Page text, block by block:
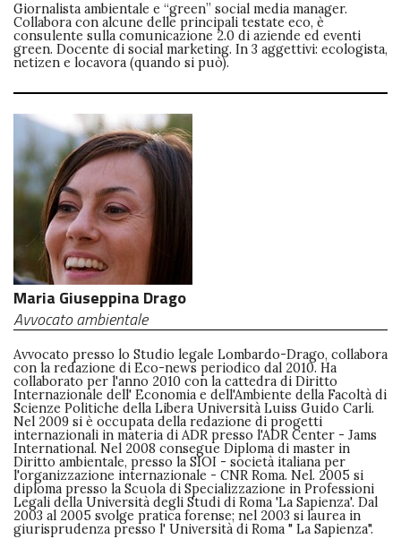
Giornalista ambientale e “green” social media manager.
Collabora con alcune delle principali testate eco, è
consulente sulla comunicazione 2.0 di aziende ed eventi
green. Docente di social marketing. In 3 aggettivi: ecologista,
netizen e locavora (quando si può).
Maria Giuseppina Drago
Avvocato ambientale
Avvocato presso lo Studio legale Lombardo-Drago, collabora
con la redazione di Eco-news periodico dal 2010. Ha
collaborato per l'anno 2010 con la cattedra di Diritto
Internazionale dell' Economia e dell'Ambiente della Facoltà di
Scienze Politiche della Libera Università Luiss Guido Carli.
Nel 2009 si è occupata della redazione di progetti
internazionali in materia di ADR presso l'ADR Center - Jams
International. Nel 2008 consegue Diploma di master in
Diritto ambientale, presso la SIOI - società italiana per
l'organizzazione internazionale - CNR Roma. Nel. 2005 si
diploma presso la Scuola di Specializzazione in Professioni
Legali della Università degli Studi di Roma 'La Sapienza'. Dal
2003 al 2005 svolge pratica forense; nel 2003 si laurea in
giurisprudenza presso l' Università di Roma " La Sapienza".